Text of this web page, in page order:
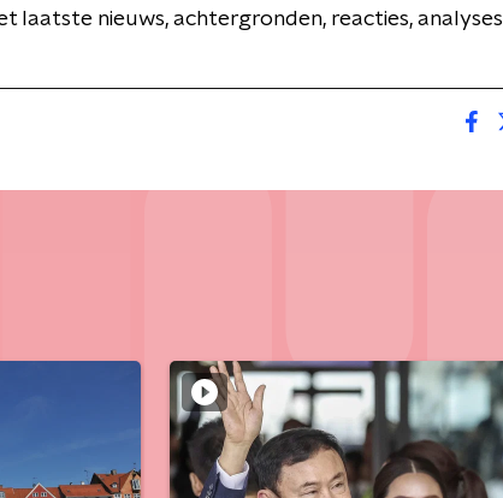
laatste nieuws, achtergronden, reacties, analyses